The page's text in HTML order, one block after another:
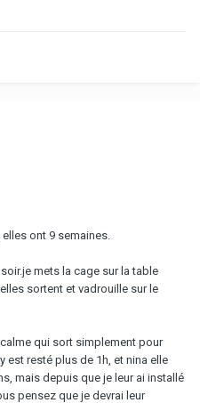
ont 9 semaines.
mets la cage sur la table
sortent et vadrouille sur le
qui sort simplement pour
est resté plus de 1h, et nina elle
mais depuis que je leur ai installé
pensez que je devrai leur